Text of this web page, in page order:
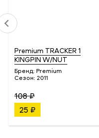
Premium TRACKER 1
KINGPIN W/NUT
Бренд: Premium
Сезон: 2011
108 ₽
25 ₽